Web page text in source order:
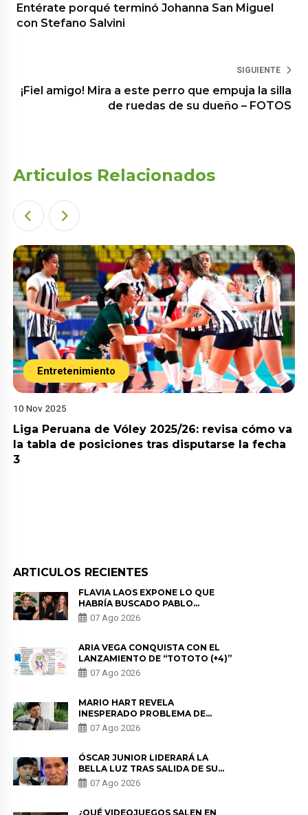
Entérate porqué terminó Johanna San Miguel
con Stefano Salvini
SIGUIENTE
¡Fiel amigo! Mira a este perro que empuja la silla
de ruedas de su dueño – FOTOS
Articulos Relacionados
Entretenimiento
10 Nov 2025
Liga Peruana de Vóley 2025/26: revisa cómo va
la tabla de posiciones tras disputarse la fecha
3
ARTICULOS RECIENTES
FLAVIA LAOS EXPONE LO QUE
HABRÍA BUSCADO PABLO
HEREDIA CON ALE FULLER: “UNA
DE LAS PARTES QUERÍA EL
07 Ago 2026
ARIA VEGA CONQUISTA CON EL
LANZAMIENTO DE “TOTOTO (+4)”
07 Ago 2026
MARIO HART REVELA
INESPERADO PROBLEMA DE
SALUD ANTES DE SEPARARSE DE
KORINA: “ME ENCONTRARON UN
07 Ago 2026
ÓSCAR JUNIOR LIDERARÁ LA
BELLA LUZ TRAS SALIDA DE SU
PADRE POR POLÉMICA CON
NALDY SALDAÑA
07 Ago 2026
¿QUÉ VIDEOJUEGOS SALEN EN